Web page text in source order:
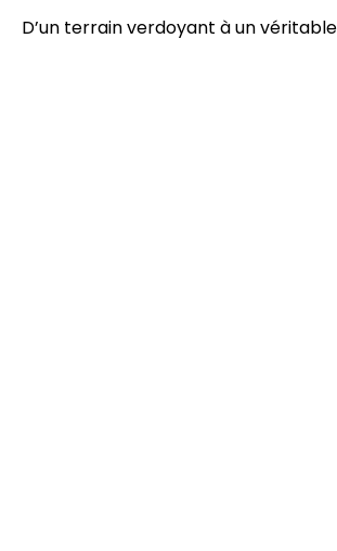
D’un terrain verdoyant à un